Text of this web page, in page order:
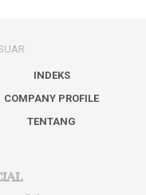
INDEKS
COMPANY PROFILE
TENTANG